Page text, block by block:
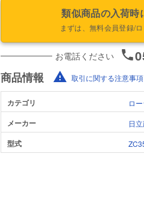
類似商品の入荷時
まずは、無料会員登録/
お電話ください
商品情報 取引に関する注意事項
カテゴリ ロ
メーカー 日
型式